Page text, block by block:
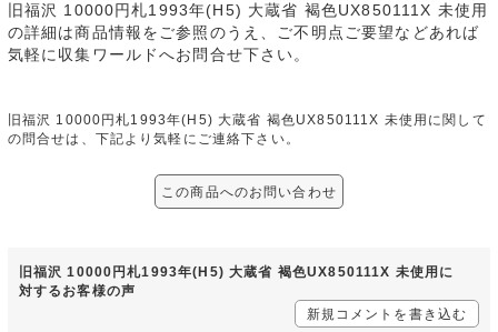
旧福沢 10000円札1993年(H5) 大蔵省 褐色UX850111X 未使用
の詳細は商品情報をご参照のうえ、ご不明点ご要望などあれば
気軽に収集ワールドへお問合せ下さい。
旧福沢 10000円札1993年(H5) 大蔵省 褐色UX850111X 未使用に関して
の問合せは、下記より気軽にご連絡下さい。
この商品へのお問い合わせ
旧福沢 10000円札1993年(H5) 大蔵省 褐色UX850111X 未使用に
対するお客様の声
新規コメントを書き込む